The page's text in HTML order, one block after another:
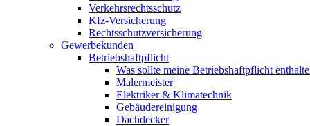
Verkehrsrechtsschutz
Kfz-Versicherung
Rechtsschutzversicherung
Gewerbekunden
Betriebshaftpflicht
Was sollte meine Betriebshaftpflicht
Malermeister
Elektriker & Klimatechnik
Gebäudereinigung
Dachdecker